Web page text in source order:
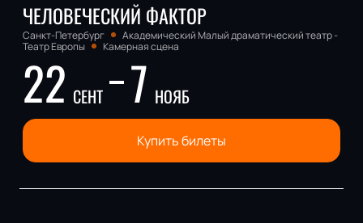
ЧЕЛОВЕЧЕСКИЙ ФАКТОР
Санкт-Петербург
Академический Малый драматический театр -
Театр Европы
Камерная сцена
22 СЕНТ 7 НОЯБ
Купить билеты